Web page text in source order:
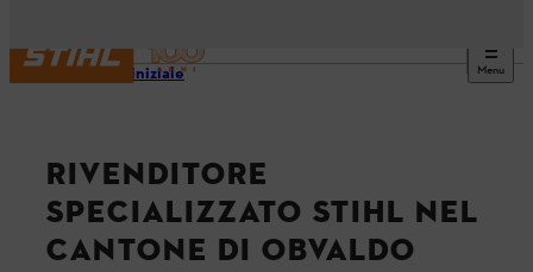
Menu
Pagina iniziale
RIVENDITORE
SPECIALIZZATO STIHL NEL
CANTONE DI OBVALDO